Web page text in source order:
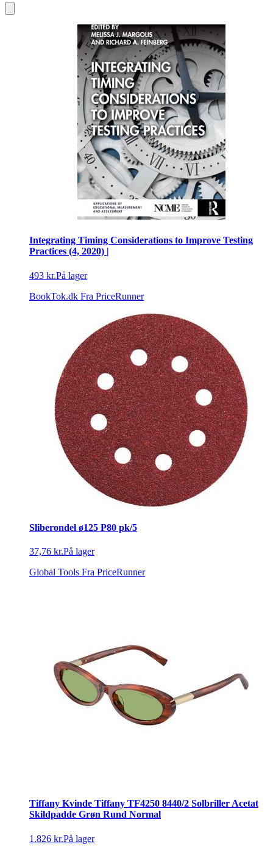
Integrating Timing Considerations to Improve Testing
Practices (4, 2020) |
493 kr.På lager
BookTok.dk Fra PriceRunner
Sliberondel ø125 P80 pk/5
37,76 kr.På lager
Global Tools Fra PriceRunner
Tiffany Kvinde Tiffany TF4250 8440/2 Solbriller Acetat
Skildpadde Grøn Rund Normal
1.826 kr.På lager